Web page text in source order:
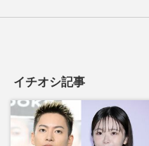
イチオシ記事